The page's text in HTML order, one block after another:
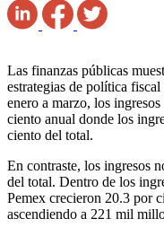
Las finanzas públicas
estrategias de política
enero a marzo, los
ciento anual donde los
ciento del total.
En contraste, los ingresos
del total. Dentro de los
Pemex crecieron 20.3 por
ascendiendo a 221 mil